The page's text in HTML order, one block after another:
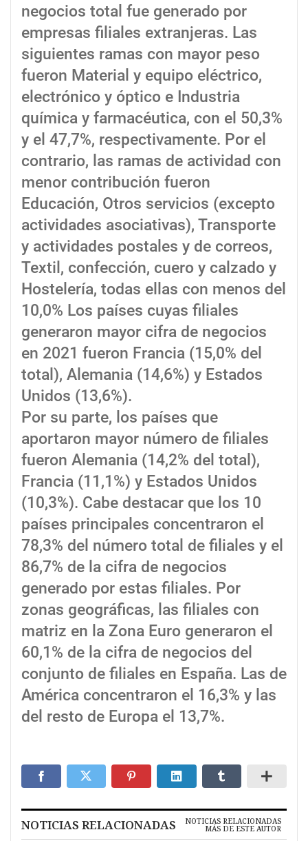
negocios total fue generado por
empresas filiales extranjeras. Las
siguientes ramas con mayor peso
fueron Material y equipo eléctrico,
electrónico y óptico e Industria
química y farmacéutica, con el 50,3%
y el 47,7%, respectivamente. Por el
contrario, las ramas de actividad con
menor contribución fueron
Educación, Otros servicios (excepto
actividades asociativas), Transporte
y actividades postales y de correos,
Textil, confección, cuero y calzado y
Hostelería, todas ellas con menos del
10,0% Los países cuyas filiales
generaron mayor cifra de negocios
en 2021 fueron Francia (15,0% del
total), Alemania (14,6%) y Estados
Unidos (13,6%).
Por su parte, los países que
aportaron mayor número de filiales
fueron Alemania (14,2% del total),
Francia (11,1%) y Estados Unidos
(10,3%). Cabe destacar que los 10
países principales concentraron el
78,3% del número total de filiales y el
86,7% de la cifra de negocios
generado por estas filiales. Por
zonas geográficas, las filiales con
matriz en la Zona Euro generaron el
60,1% de la cifra de negocios del
conjunto de filiales en España. Las de
América concentraron el 16,3% y las
del resto de Europa el 13,7%.
NOTICIAS RELACIONADAS NOTICIAS RELACIONADAS
MÁS DE ESTE AUTOR